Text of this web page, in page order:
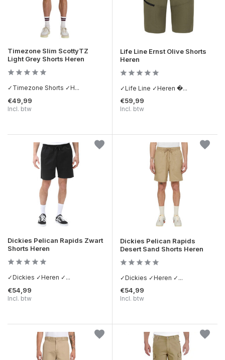
Timezone Slim ScottyTZ
Light Grey Shorts Heren
✓Timezone Shorts ✓H...
€49,99
Incl. btw
Life Line Ernst Olive Shorts
Heren
✓Life Line ✓Heren �...
€59,99
Incl. btw
Dickies Pelican Rapids Zwart
Shorts Heren
✓Dickies ✓Heren ✓...
€54,99
Incl. btw
Dickies Pelican Rapids
Desert Sand Shorts Heren
✓Dickies ✓Heren ✓...
€54,99
Incl. btw